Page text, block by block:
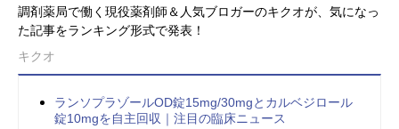
調剤薬局で働く現役薬剤師＆人気ブロガーのキクオが、気になっ
た記事をランキング形式で発表！
キクオ
ランソプラゾールOD錠15mg/30mgとカルベジロール
錠10mgを自主回収｜注目の臨床ニュース